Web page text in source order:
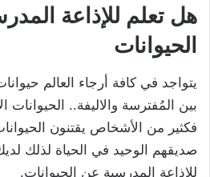
هل تعلم للإذاعة
الحيوانات
يتواجد في كافة أرجاء العالم
بين المُفترسة والاليفة.. الحيوانات
فكثير من الأشخاص يقتنون
صديقهم الوحيد في الحياة لذلك
للإذاعة المدرسية عن الحيوانات.